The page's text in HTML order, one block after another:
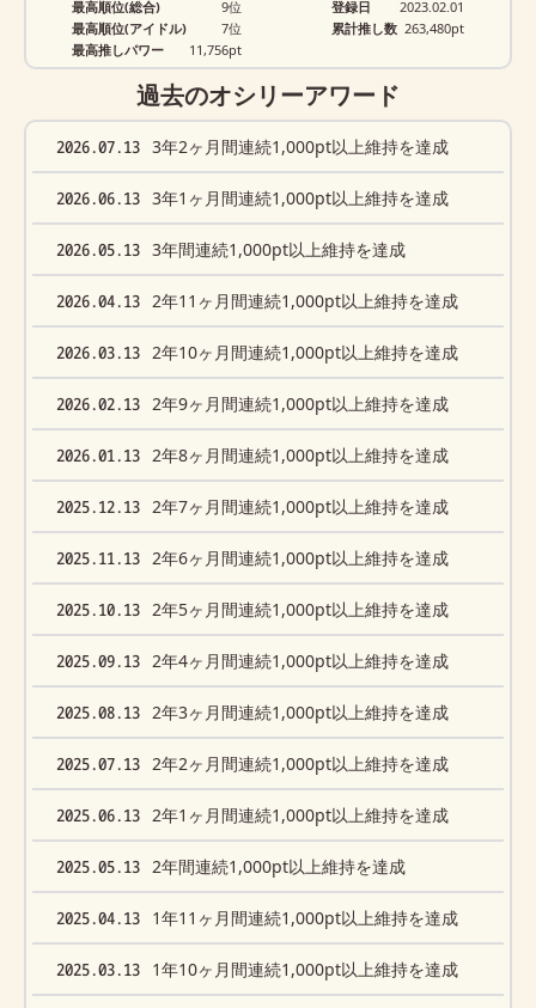
最高順位(総合)
9位
最高順位(アイドル)
7位
最高推しパワー
11,756pt
登録日
2023.02.01
累計推し数 263,480pt
過去のオシリーアワード
2026.07.13 3年2ヶ月間連続1,000pt以上維持を達成
2026.06.13 3年1ヶ月間連続1,000pt以上維持を達成
2026.05.13 3年間連続1,000pt以上維持を達成
2026.04.13 2年11ヶ月間連続1,000pt以上維持を達成
2026.03.13 2年10ヶ月間連続1,000pt以上維持を達成
2026.02.13 2年9ヶ月間連続1,000pt以上維持を達成
2026.01.13 2年8ヶ月間連続1,000pt以上維持を達成
2025.12.13 2年7ヶ月間連続1,000pt以上維持を達成
2025.11.13 2年6ヶ月間連続1,000pt以上維持を達成
2025.10.13 2年5ヶ月間連続1,000pt以上維持を達成
2025.09.13 2年4ヶ月間連続1,000pt以上維持を達成
2025.08.13 2年3ヶ月間連続1,000pt以上維持を達成
2025.07.13 2年2ヶ月間連続1,000pt以上維持を達成
2025.06.13 2年1ヶ月間連続1,000pt以上維持を達成
2025.05.13 2年間連続1,000pt以上維持を達成
2025.04.13 1年11ヶ月間連続1,000pt以上維持を達成
2025.03.13 1年10ヶ月間連続1,000pt以上維持を達成